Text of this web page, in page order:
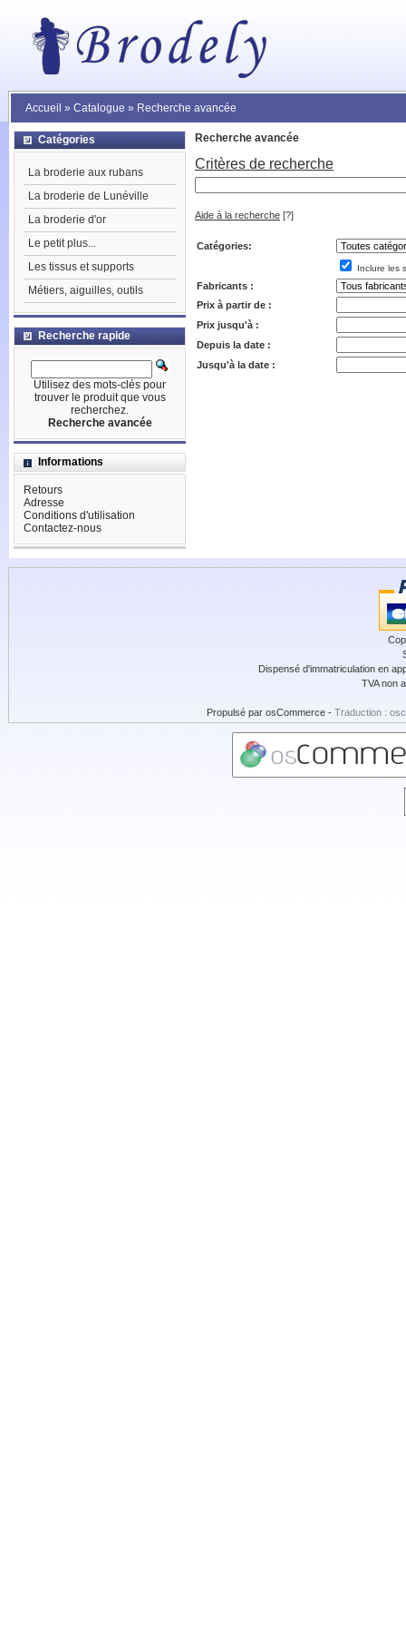
Accueil » Catalogue » Recherche avancée
Recherche avancée
Critères de recherche
Aide à la recherche [?]
Catégories:
Inclure les
Fabricants :
Prix à partir de :
Prix jusqu'à :
Depuis la date :
Jusqu'à la date :
Catégories
La broderie aux rubans
La broderie de Lunéville
La broderie d'or
Le petit plus...
Les tissus et supports
Métiers, aiguilles, outils
Recherche rapide
Utilisez des mots-clés pour
trouver le produit que vous
recherchez.
Recherche avancée
Informations
Retours
Adresse
Conditions d'utilisation
Contactez-nous
Dispensé d'immatriculation en
TVA non
Propulsé par osCommerce - Traduction :